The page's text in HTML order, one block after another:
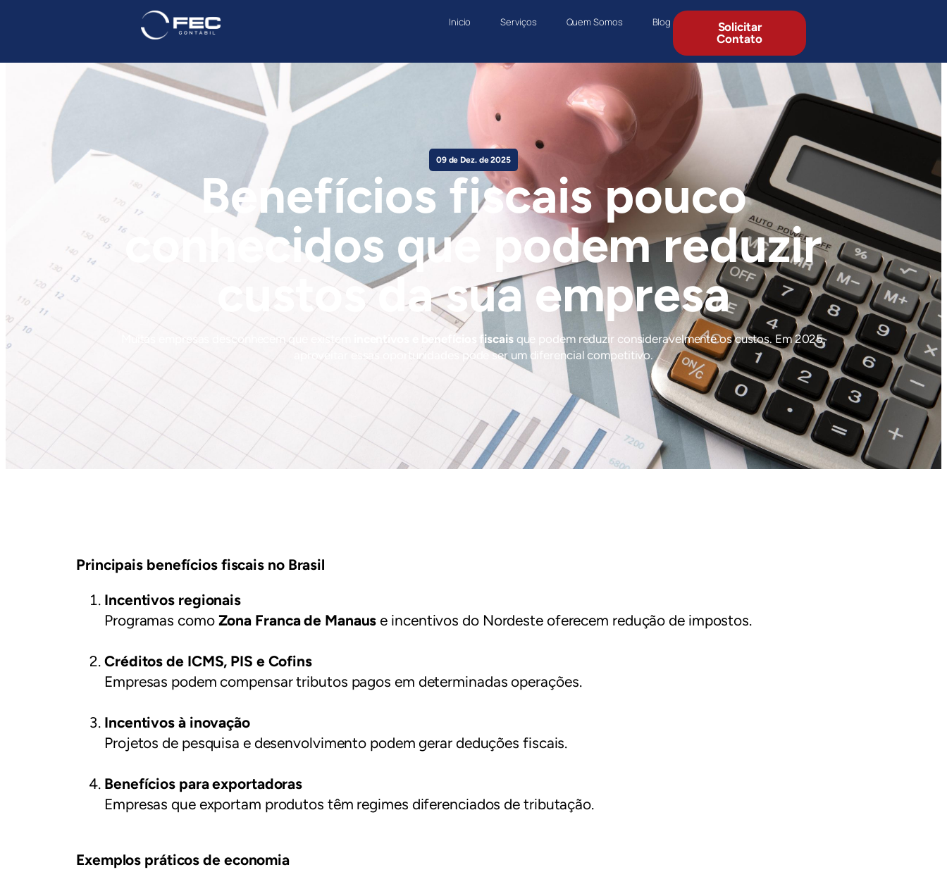
Inicio Serviços Quem Somos Blog
Solicitar
Contato
09 de Dez. de 2025
Benefícios fiscais pouco
conhecidos que podem reduzir
custos da sua empresa
Muitas empresas desconhecem que existem incentivos e benefícios fiscaisque podem reduzir consideravelmente os custos. Em 2025,
aproveitar essas oportunidades pode ser um diferencial competitivo.
Principais benefícios fiscais no Brasil
Incentivos regionais
Programas como Zona Franca de Manaus e incentivos do Nordeste oferecem redução de impostos.
Créditos de ICMS, PIS e Cofins
Empresas podem compensar tributos pagos em determinadas operações.
Incentivos à inovação
Projetos de pesquisa e desenvolvimento podem gerar deduções fiscais.
Benefícios para exportadoras
Empresas que exportam produtos têm regimes diferenciados de tributação.
Exemplos práticos de economia